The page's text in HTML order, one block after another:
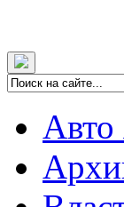
Авто